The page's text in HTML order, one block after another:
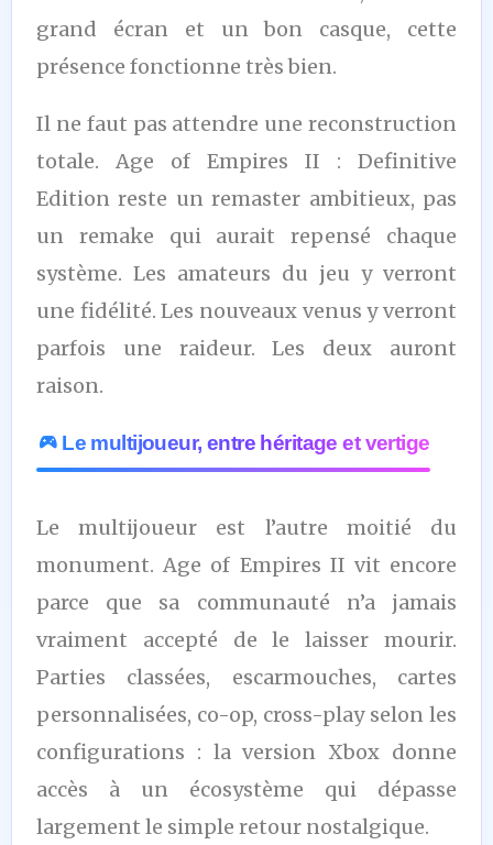
grand écran et un bon casque, cette
présence fonctionne très bien.
Il ne faut pas attendre une reconstruction
totale. Age of Empires II : Definitive
Edition reste un remaster ambitieux, pas
un remake qui aurait repensé chaque
système. Les amateurs du jeu y verront
une fidélité. Les nouveaux venus y verront
parfois une raideur. Les deux auront
raison.
Le multijoueur, entre héritage et vertige
Le multijoueur est l’autre moitié du
monument. Age of Empires II vit encore
parce que sa communauté n’a jamais
vraiment accepté de le laisser mourir.
Parties classées, escarmouches, cartes
personnalisées, co-op, cross-play selon les
configurations : la version Xbox donne
accès à un écosystème qui dépasse
largement le simple retour nostalgique.